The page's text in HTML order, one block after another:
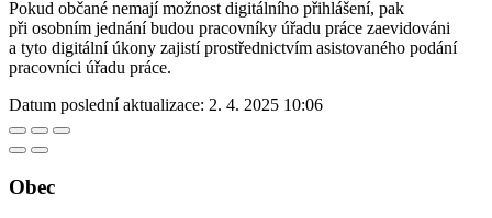
Pokud občané nemají možnost digitálního přihlášení, pak
při osobním jednání budou pracovníky úřadu práce zaevidováni
a tyto digitální úkony zajistí prostřednictvím asistovaného podání
pracovníci úřadu práce.
Datum poslední aktualizace: 2. 4. 2025 10:06
Obec